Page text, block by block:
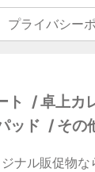
プライバシー
ト 卓上カ
ッド その
ナル販促物な